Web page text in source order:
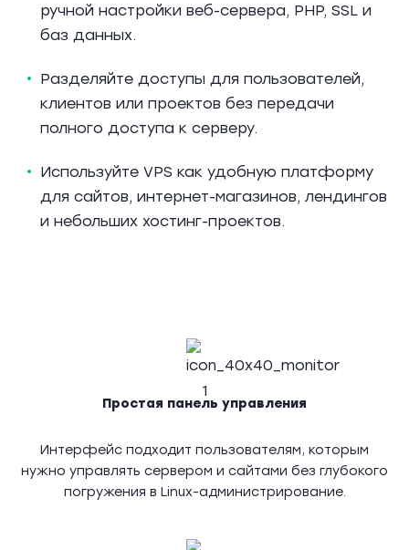
ручной настройки веб-сервера, PHP, SSL и
баз данных.
Разделяйте доступы для пользователей,
клиентов или проектов без передачи
полного доступа к серверу.
Используйте VPS как удобную платформу
для сайтов, интернет-магазинов, лендингов
и небольших хостинг-проектов.
Простая панель управления
Интерфейс подходит пользователям, которым
нужно управлять сервером и сайтами без глубокого
погружения в Linux-администрирование.